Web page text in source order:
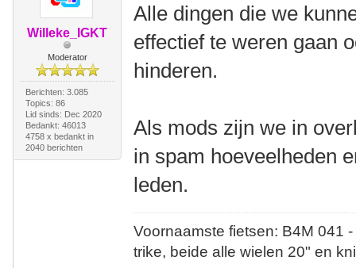
Willeke_IGKT
Moderator
Berichten: 3.085
Topics: 86
Lid sinds: Dec 2020
Bedankt: 46013
4758 x bedankt in
2040 berichten
Alle dingen die we
effectief te weren gaan
hinderen.
Als mods zijn we in
in spam hoeveelheden
leden.
Voornaamste fietsen: B4M
trike, beide alle wielen 20" en